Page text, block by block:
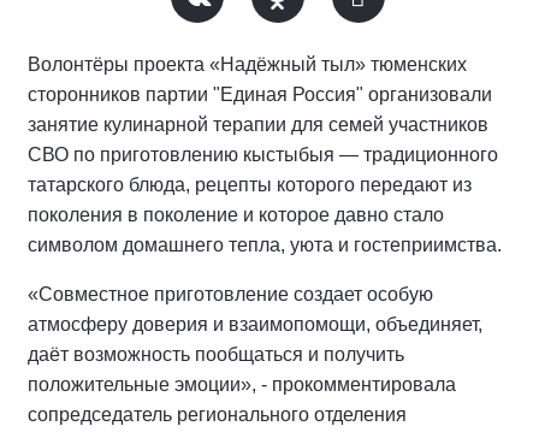
Волонтёры проекта «Надёжный тыл» тюменских
сторонников партии "Единая Россия" организовали
занятие кулинарной терапии для семей участников
СВО по приготовлению кыстыбыя — традиционного
татарского блюда, рецепты которого передают из
поколения в поколение и которое давно стало
символом домашнего тепла, уюта и гостеприимства.
«Совместное приготовление создает особую
атмосферу доверия и взаимопомощи, объединяет,
даёт возможность пообщаться и получить
положительные эмоции», - прокомментировала
сопредседатель регионального отделения